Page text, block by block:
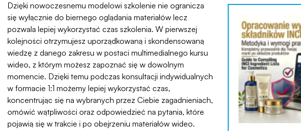
Dzięki nowoczesnemu modelowi szkolenie nie ogranicza
się wyłącznie do biernego oglądania materiałów lecz
pozwala lepiej wykorzystać czas szkolenia. W pierwszej
kolejności otrzymujesz uporządkowaną i skondensowaną
wiedzę z danego zakresu w postaci multimedialnego kursu
wideo, z którym możesz zapoznać się w dowolnym
momencie. Dzięki temu podczas konsultacji indywidualnych
w formacie 1:1 możemy lepiej wykorzystać czas,
koncentrując się na wybranych przez Ciebie zagadnieniach,
omówić wątpliwości oraz odpowiedzieć na pytania, które
pojawią się w trakcie i po obejrzeniu materiałów wideo.